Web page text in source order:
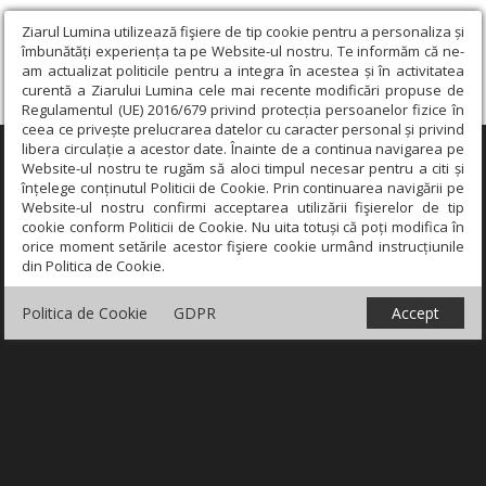
Ziarul Lumina utilizează fişiere de tip cookie pentru a personaliza și
îmbunătăți experiența ta pe Website-ul nostru. Te informăm că ne-
am actualizat politicile pentru a integra în acestea și în activitatea
curentă a Ziarului Lumina cele mai recente modificări propuse de
Regulamentul (UE) 2016/679 privind protecția persoanelor fizice în
ceea ce privește prelucrarea datelor cu caracter personal și privind
libera circulație a acestor date. Înainte de a continua navigarea pe
Website-ul nostru te rugăm să aloci timpul necesar pentru a citi și
înțelege conținutul Politicii de Cookie. Prin continuarea navigării pe
Website-ul nostru confirmi acceptarea utilizării fişierelor de tip
cookie conform Politicii de Cookie. Nu uita totuși că poți modifica în
orice moment setările acestor fişiere cookie urmând instrucțiunile
din Politica de Cookie.
Politica de Cookie GDPR Accept
×